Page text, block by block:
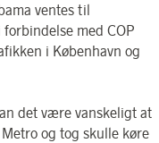
ventes til
med COP
i København og
det være vanskeligt at
og tog skulle køre